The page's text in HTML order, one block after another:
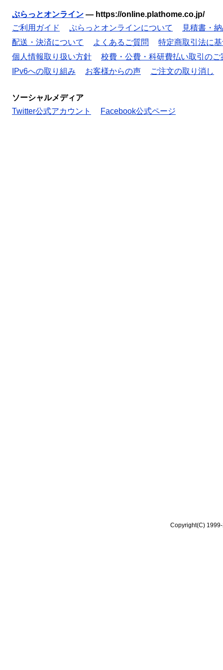
ぷらっとオンライン — https://online.plathome.co.jp/
ご利用ガイド
ぷらっとオンラインについて
見積書・
配送・決済について
よくあるご質問
特定商取引法に
個人情報取り扱い方針
校費・公費・科研費払い取引のご
IPv6への取り組み
お客様からの声 ご注文の取り消し
ソーシャルメディア
Twitter公式アカウント
Facebook公式ページ
Copyright(C)